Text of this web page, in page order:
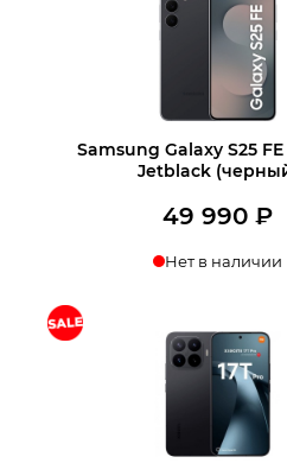
Samsung Galaxy S25 FE
Jetblack
49 990₽
Нет в наличии
Узнать о